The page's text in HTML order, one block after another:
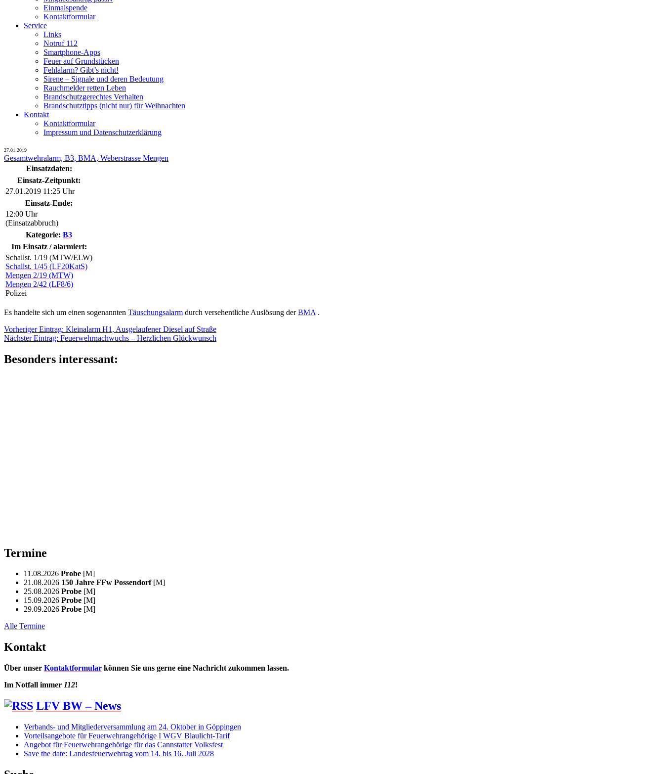
Einmalspende
Kontaktformular
Service
Links
Notruf 112
Smartphone-Apps
Feuer auf Grundstücken
Fehlalarm? Gibt’s nicht!
Sirene – Signale und deren Bedeutung
Rauchmelder retten Leben
Brandschutzgerechtes Verhalten
Brandschutztipps (nicht nur) für Weihnachten
Kontakt
Kontaktformular
Impressum und Datenschutzerklärung
27.01.2019
Gesamtwehralarm, B3, BMA, Weberstrasse Mengen
Einsatzdaten:
Einsatz-Zeitpunkt:
27.01.2019 11:25 Uhr
Einsatz-Ende:
12:00 Uhr
(Einsatzabbruch)
Kategorie: B3
Im Einsatz / alarmiert:
Schallst. 1/19 (MTW/ELW)
Schallst. 1/45 (LF20KatS)
Mengen 2/19 (MTW)
Mengen 2/42 (LF8/6)
Polizei
Es handelte sich um einen sogenannten Täuschungsalarm durch versehentliche Auslösung derBMA .
Beitragsnavigation
Vorheriger Eintrag: Vorheriger
Eintrag:
Kleinalarm H1, Ausgelaufener Diesel auf Straße
Nächster Eintrag: Nächster
Feuerwehrnachwuchs – Herzlichen Glückwunsch
Besonders interessant:
Termine
11.08.2026 Probe [M]
21.08.2026 150 Jahre FFw Possendorf [M]
25.08.2026 Probe [M]
15.09.2026 Probe [M]
29.09.2026 Probe [M]
Alle Termine
Kontakt
Über unser Kontaktformular können Sie uns gerne eine Nachricht zukommen lassen.
Im Notfall immer 112!
LFV BW – News
Verbands- und Mitgliederversammlung am 24. Oktober in Göppingen
Vorteilsangebote für Feuerwehrangehörige I WGV Blaulicht-Tarif
Angebot für Feuerwehrangehörige für das Cannstatter Volksfest
Save the date: Landesfeuerwehrtag vom 14. bis 16. Juli 2028